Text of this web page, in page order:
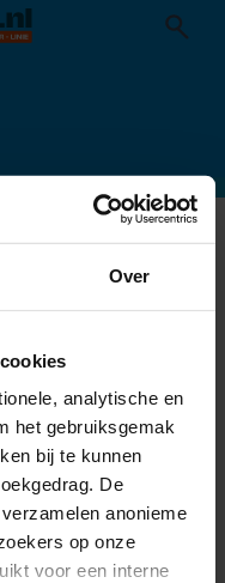
Over
analytische en
het gebruiksgemak
bij te kunnen
De
anonieme
op onze
voor een interne